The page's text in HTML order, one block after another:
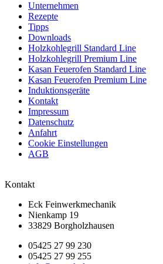
Unternehmen
Rezepte
Tipps
Downloads
Holzkohlegrill Standard Line
Holzkohlegrill Premium Line
Kasan Feuerofen Standard Line
Kasan Feuerofen Premium Line
Induktionsgeräte
Kontakt
Impressum
Datenschutz
Anfahrt
Cookie Einstellungen
AGB
Kontakt
Eck Feinwerkmechanik
Nienkamp 19
33829 Borgholzhausen
05425 27 99 230
05425 27 99 255